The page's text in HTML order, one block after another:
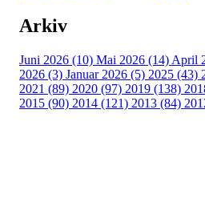
Arkiv
Juni 2026 (10) Mai 2026 (14) April
2026 (3) Januar 2026 (5) 2025 (43)
2021 (89) 2020 (97) 2019 (138)
2015 (90) 2014 (121) 2013 (84)